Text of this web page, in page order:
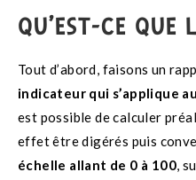
QU’EST-CE QUE
Tout d’abord, faisons un
indicateur qui s’applique
est possible de calculer
effet être digérés puis
échelle allant de 0 à 100,